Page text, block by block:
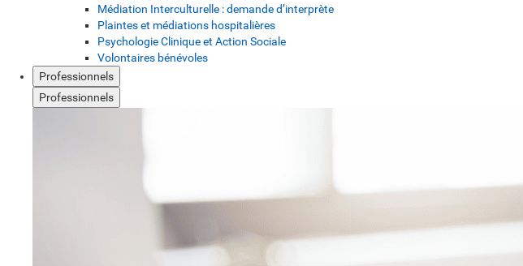
Médiation Interculturelle : demande d’interprète
Plaintes et médiations hospitalières
Psychologie Clinique et Action Sociale
Volontaires bénévoles
Professionnels
Professionnels